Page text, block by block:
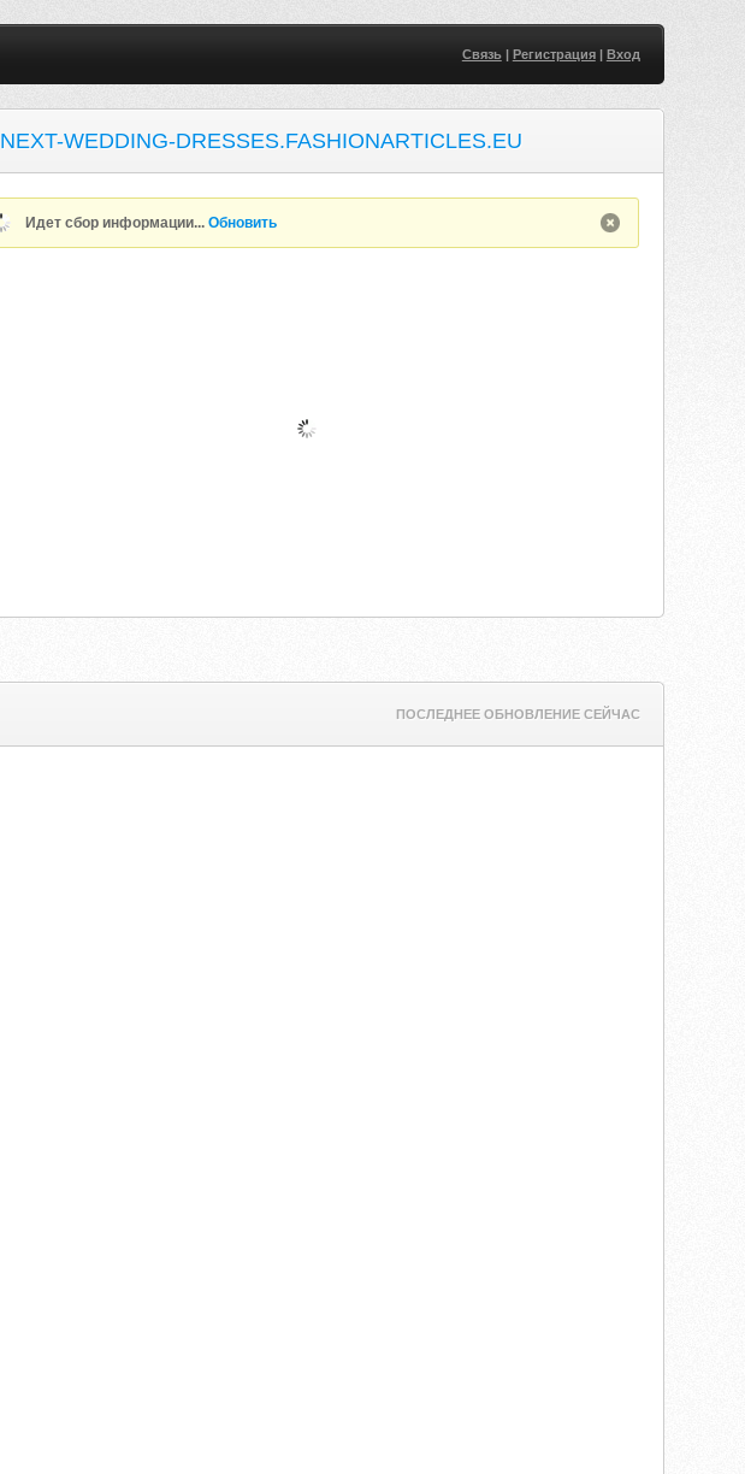
Связь| Регистрация| Вход
NEXT-WEDDING-DRESSES.FASHIONARTICLES.EU
Идет сбор информации...Обновить
ПОСЛЕДНЕЕ ОБНОВЛЕНИЕ СЕЙЧАС